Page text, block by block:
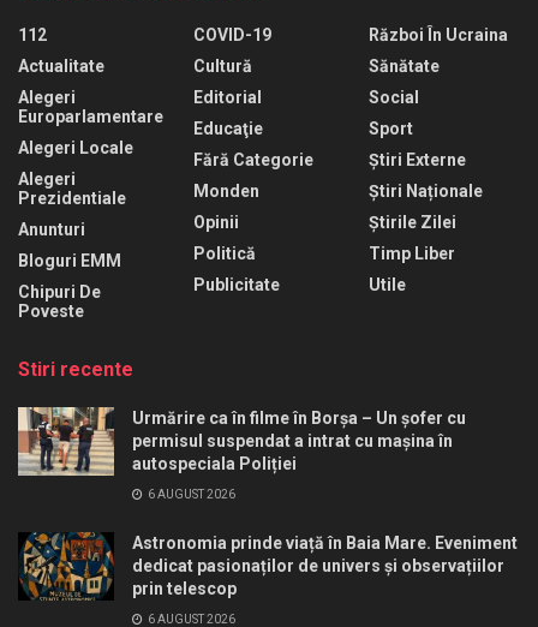
112
Actualitate
Alegeri
Europarlamentare
Alegeri Locale
Alegeri
Prezidentiale
Anunturi
Bloguri EMM
Chipuri De
Poveste
COVID-19
Cultură
Editorial
Educaţie
Fără Categorie
Monden
Opinii
Politică
Publicitate
Război În Ucraina
Sănătate
Social
Sport
Știri Externe
Știri Naționale
Știrile Zilei
Timp Liber
Utile
Stiri recente
Urmărire ca în filme în Borșa – Un șofer cu
permisul suspendat a intrat cu mașina în
autospeciala Poliției
6 AUGUST 2026
Astronomia prinde viață în Baia Mare. Eveniment
dedicat pasionaților de univers și observațiilor
prin telescop
6 AUGUST 2026